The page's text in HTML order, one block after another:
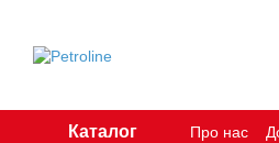
Каталог Про нас